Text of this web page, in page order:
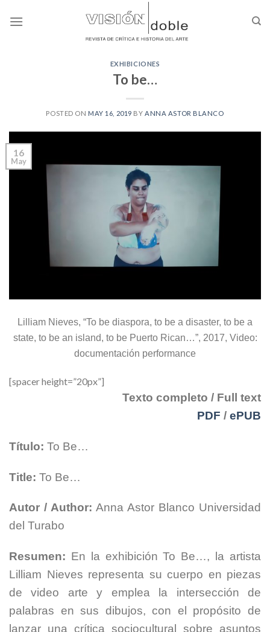
EXHIBICIONES
To be…
POSTED ON MAY 16, 2019 BY ANNA ASTOR BLANCO
16
May
Lilliam Nieves, “To be diaspora, to be a disaster, to be a
state, to be an island, to be Puerto Rican…”, 2017, Video:
documentación performance
[spacer height=”20px”]
Texto completo / Full text
PDF / ePUB
Título: To Be…
Title: To Be…
Autor / Author: Anna Astor Blanco Universidad
del Turabo
Resumen: En la exhibición To Be…, la artista
Lilliam Nieves representa su cuerpo en piezas
de video arte y emplea la intersección de
palabras en sus dibujos, con el propósito de
lanzar una crítica sociocultural sobre asuntos